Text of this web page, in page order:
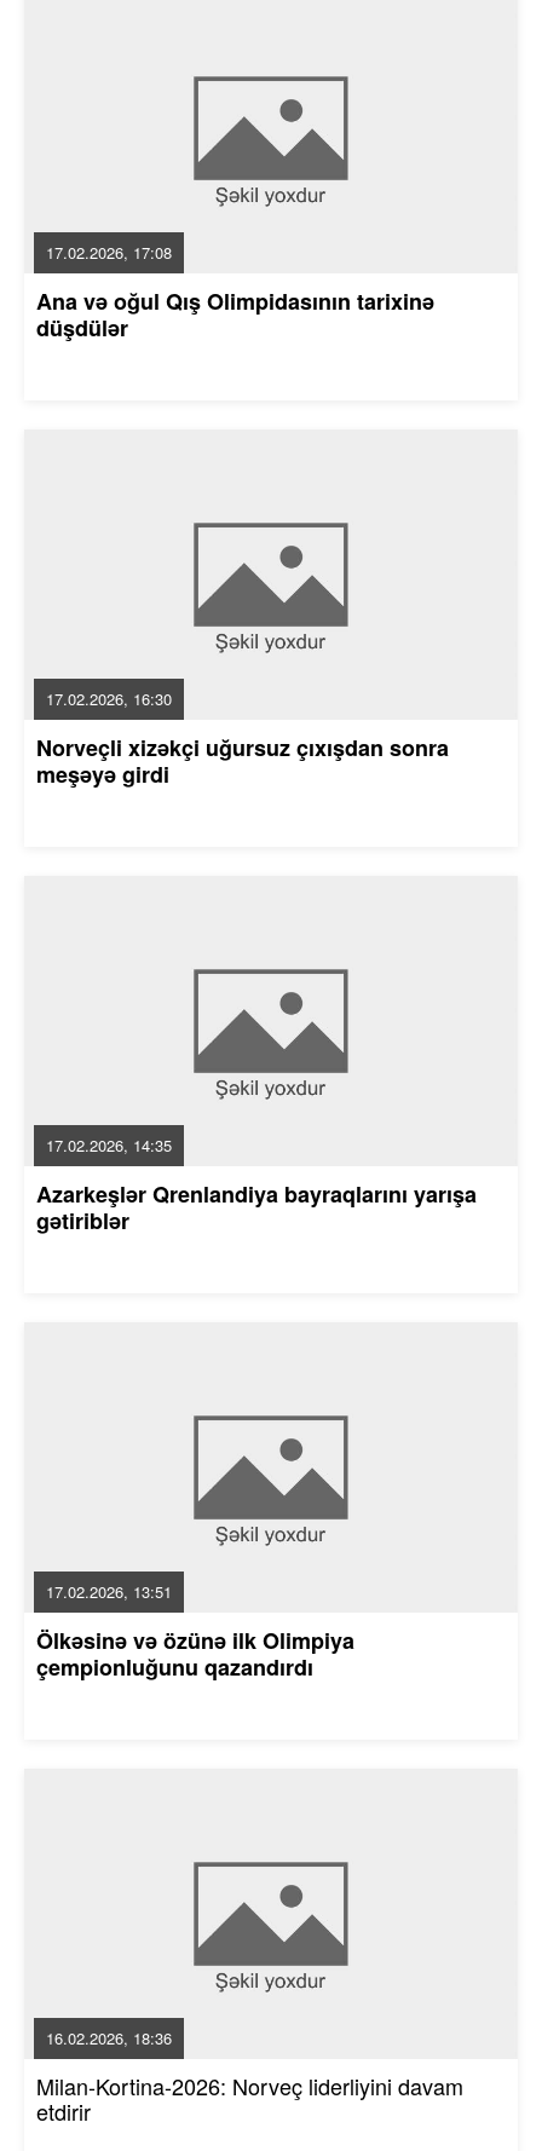
17.02.2026, 17:08
Ana və oğul Qış Olimpidasının tarixinə
düşdülər
17.02.2026, 16:30
Norveçli xizəkçi uğursuz çıxışdan sonra
meşəyə girdi
17.02.2026, 14:35
Azarkeşlər Qrenlandiya bayraqlarını yarışa
gətiriblər
17.02.2026, 13:51
Ölkəsinə və özünə ilk Olimpiya
çempionluğunu qazandırdı
16.02.2026, 18:36
Milan-Kortina-2026: Norveç liderliyini davam
etdirir